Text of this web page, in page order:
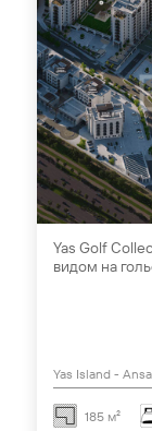
Yas Golf
видом на
Yas Island -
185 м²